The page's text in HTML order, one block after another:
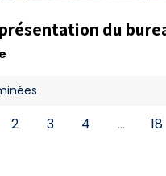
du
2 3 4 … 18